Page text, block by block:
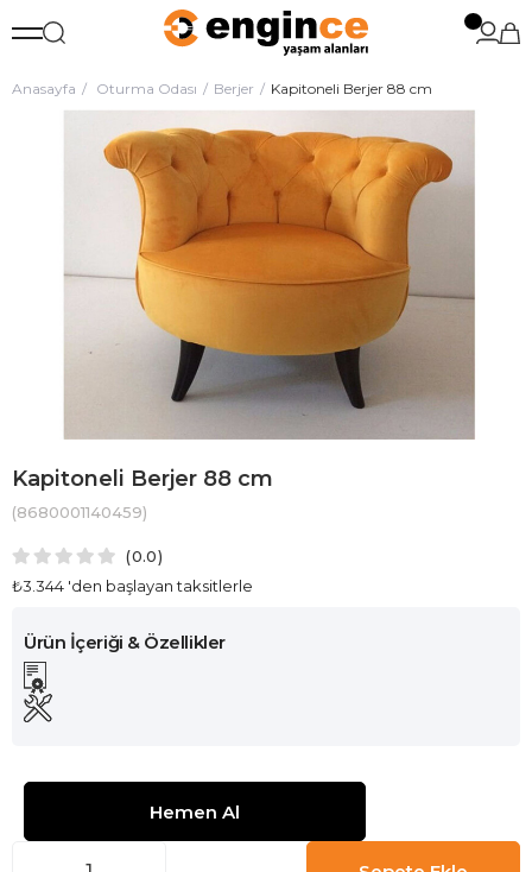
Anasayfa Oturma Odası Berjer Kapitoneli Berjer 88 cm
Kapitoneli Berjer 88 cm
(8680001140459)
0.0
₺3.344 'den başlayan taksitlerle